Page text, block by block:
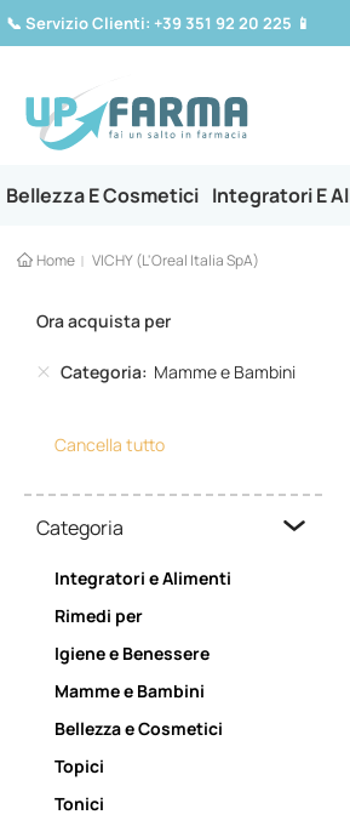
📞 Servizio Clienti: +39 351 92 20 225 📱
Bellezza E Cosmetici Integratori E
Home VICHY (L'Oreal Italia SpA)
Ora acquista per
Categoria Mamme e Bambini
Cancella tutto
Categoria
Integratori e Alimenti
Rimedi per
Igiene e Benessere
Mamme e Bambini
Bellezza e Cosmetici
Topici
Tonici